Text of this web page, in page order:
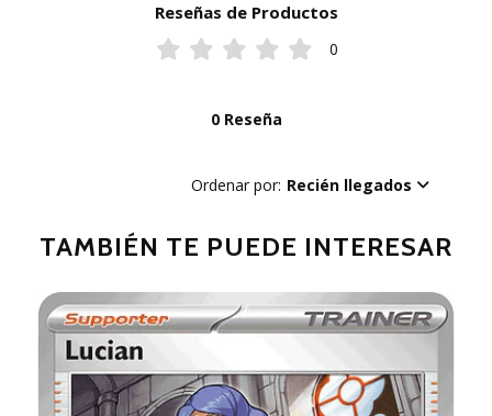
Reseñas de Productos
0
0 Reseña
Ordenar por: Recién llegados
TAMBIÉN TE PUEDE INTERESAR